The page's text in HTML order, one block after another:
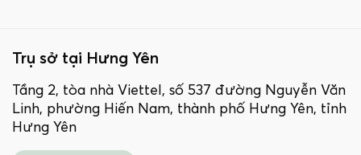
Trụ sở tại Hưng Yên
Tầng 2, tòa nhà Viettel, số 537 đường Nguyễn Văn
Linh, phường Hiến Nam, thành phố Hưng Yên, tỉnh
Hưng Yên